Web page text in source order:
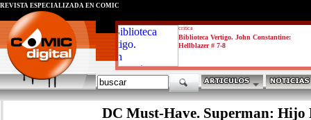
critica
Biblioteca Vertigo. John Constantine:
Hellblazer # 7-8
REVISTA ESPECIALIZADA EN CÓMIC
DC Must-Have. Superman: Hijo